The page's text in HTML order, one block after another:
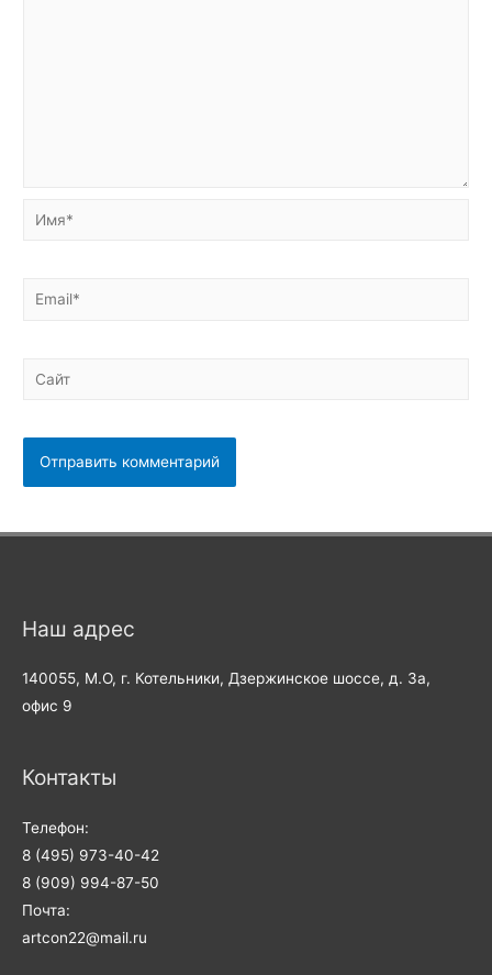
Имя*
Email*
Сайт
Наш адрес
140055, М.О, г. Котельники, Дзержинское шоссе, д. 3а,
офис 9
Контакты
Телефон:
8 (495) 973-40-42
8 (909) 994-87-50
Почта:
artcon22@mail.ru